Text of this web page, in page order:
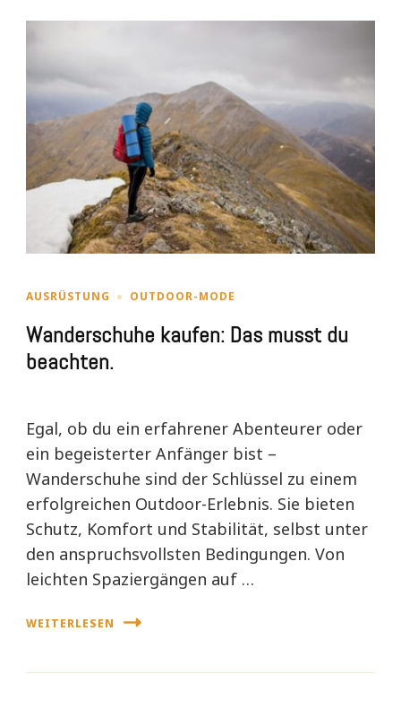
AUSRÜSTUNG OUTDOOR-MODE
Wanderschuhe kaufen: Das musst du
beachten.
Egal, ob du ein erfahrener Abenteurer oder
ein begeisterter Anfänger bist –
Wanderschuhe sind der Schlüssel zu einem
erfolgreichen Outdoor-Erlebnis. Sie bieten
Schutz, Komfort und Stabilität, selbst unter
den anspruchsvollsten Bedingungen. Von
leichten Spaziergängen auf …
WEITERLESEN